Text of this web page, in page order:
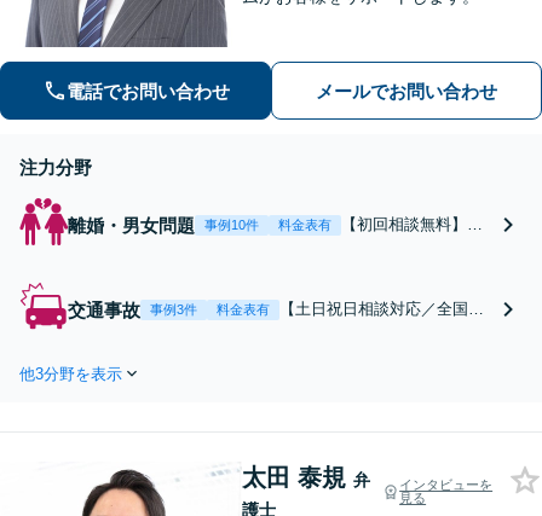
電話でお問い合わせ メールでお問い合わせ
注力分野
離婚・男女問題 事例10件 料金表有
【初回相談無料】あ
は電話・メールで状
況を丁寧にお聞きし
さい。【リーズナブ
ルな料金設定】
交通事故 事例3件 料金表有
【土日祝日相談対応／全国対
ト！【相談料：初回無料※1】
に、今すぐ相談！
他3分野を表示
太田 泰規 弁
護士
インタビューを
見る